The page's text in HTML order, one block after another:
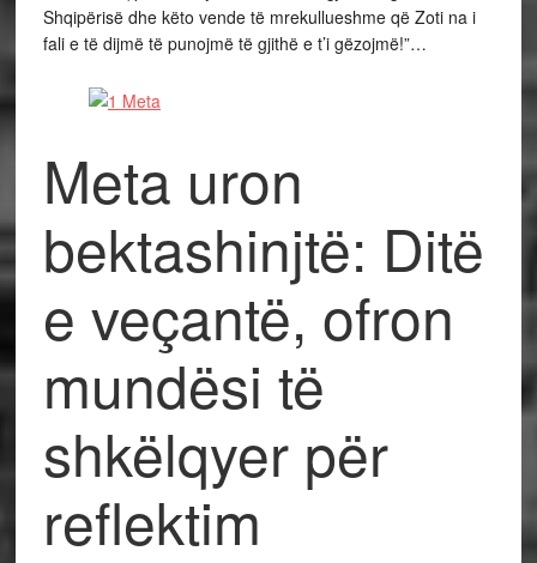
Shqipërisë dhe këto vende të mrekullueshme që Zoti na i
fali e të dijmë të punojmë të gjithë e t’i gëzojmë!”…
Meta uron
bektashinjtë: Ditë
e veçantë, ofron
mundësi të
shkëlqyer për
reflektim